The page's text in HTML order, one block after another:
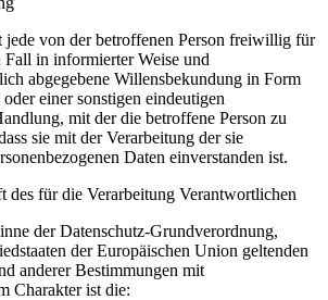
von der betroffenen Person freiwillig für
Fall in informierter Weise und
abgegebene Willensbekundung in Form
einer sonstigen eindeutigen
mit der die betroffene Person zu
sie mit der Verarbeitung der sie
Daten einverstanden ist.
des für die Verarbeitung Verantwortlichen
der Datenschutz-Grundverordnung,
der Europäischen Union geltenden
anderer Bestimmungen mit
Charakter ist die: